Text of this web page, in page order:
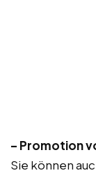
– Promotion
Sie können